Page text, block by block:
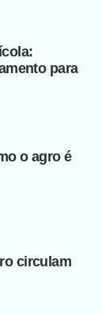
para
o agro é
circulam